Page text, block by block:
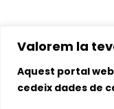
Valorem la
Aquest portal
cedeix dades de